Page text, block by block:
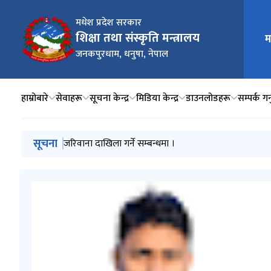
मधेश प्रदेश सरकार
शिक्षा तथा संस्कृति मन्त्रालय
जनकपुरधाम, धनुषा, नेपाल
मुख्य
हाम्रोबारे सेवाहरू सूचना केन्द्र मिडिया केन्द्र डाउनलोडहरू सम्पर्क
मुख्य नेभिगेसनमा जानुहोस्
सूचना स्नातक तहमा अध्ययनको सम्बन्धमा छात्रवृत्ति (शिक्षण शुल्क
जरिवाना दाखिला गर्ने सम्बन्धमा ।
प्रदेश स्वंयसेवक शिक्षकको म्याद थप सम्बन्धमा
अन्तर्वार्ता संचालन हुने सम्बन्धी सूचना
अन्तर्वार्ता स्थगित सम्बन्धी सूचना